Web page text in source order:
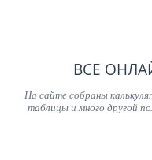
ВСЕ
На сайте собраны
таблицы и много другой